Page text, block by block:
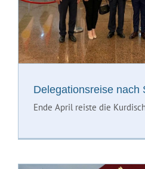
Delegationsreise nach
Ende April reiste die